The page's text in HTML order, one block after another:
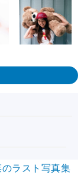
ラスト写真集